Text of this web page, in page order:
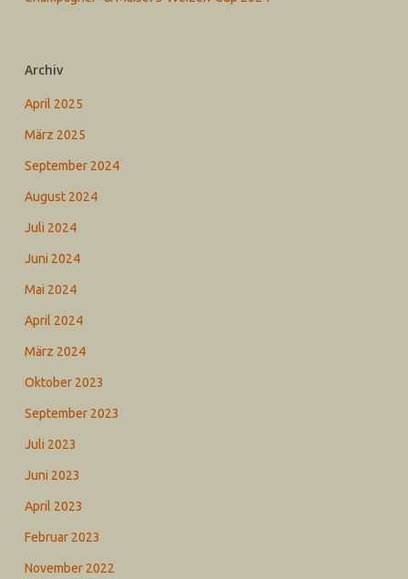
Archiv
April 2025
März 2025
September 2024
August 2024
Juli 2024
Juni 2024
Mai 2024
April 2024
März 2024
Oktober 2023
September 2023
Juli 2023
Juni 2023
April 2023
Februar 2023
November 2022